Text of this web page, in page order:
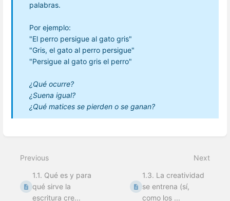
palabras.
Por ejemplo:
"El perro persigue al gato gris"
"Gris, el gato al perro persigue"
"Persigue al gato gris el perro"
¿Qué ocurre?
¿Suena igual?
¿Qué matices se pierden o se ganan?
mode
Previous
1.1. Qué es y para
qué sirve la
escritura cre...
Next
1.3. La creatividad
se entrena (sí,
como los ...